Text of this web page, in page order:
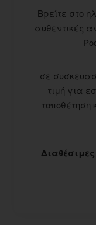
Βρείτε στο
αυθεντικές
σε
τιμή για